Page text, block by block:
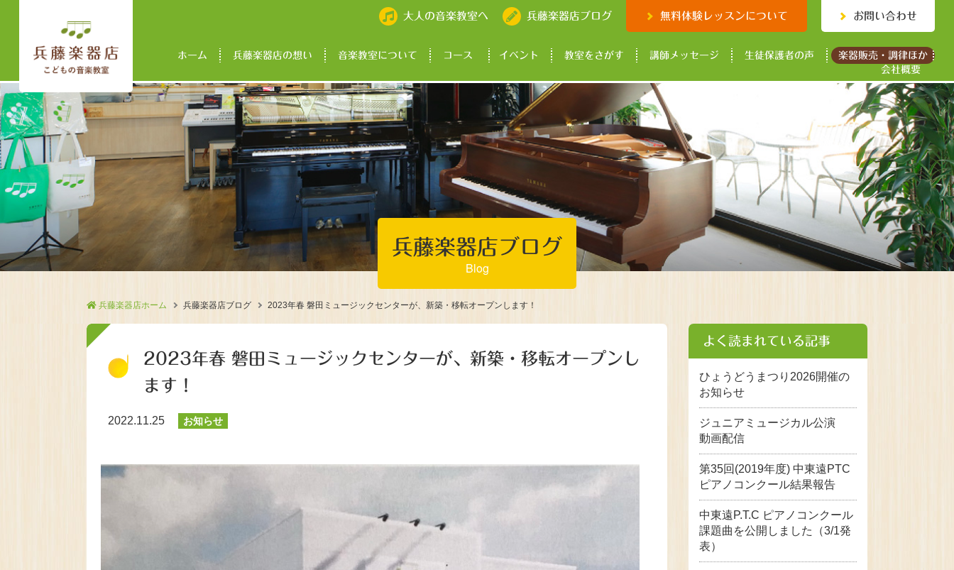
大人の音楽教室へ 兵藤楽器店ブログ 無料体験レッスンについて お問い合わせ
ホーム 兵藤楽器店の想い 音楽教室について コース イベント 教室をさがす 講師メッセージ 生徒保護者の声
楽器販売・調律ほか
会社概要
兵藤楽器店ブログ
Blog
兵藤楽器店ホーム 兵藤楽器店ブログ 2023年春 磐田ミュージックセンターが、新築・移転オープンします！
2023年春 磐田ミュージックセンターが、新築・移転オープンし
ます！
2022.11.25 お知らせ
よく読まれている記事
ひょうどうまつり2026開催の
お知らせ
ジュニアミュージカル公演
動画配信
第35回(2019年度) 中東遠PTC
ピアノコンクール結果報告
中東遠P.T.C ピアノコンクール
課題曲を公開しました（3/1発
表）